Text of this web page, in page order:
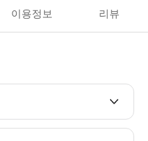
이용정보 리뷰